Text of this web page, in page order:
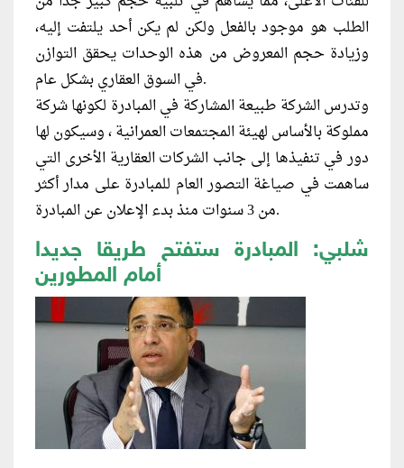
الطلب هو موجود بالفعل ولكن لم يكن أحد يلتفت إليه،
وزيادة حجم المعروض من هذه الوحدات يحقق التوازن
في السوق العقاري بشكل عام.
وتدرس الشركة طبيعة المشاركة في المبادرة لكونها شركة
مملوكة بالأساس لهيئة المجتمعات العمرانية ، وسيكون لها
دور في تنفيذها إلى جانب الشركات العقارية الأخرى التي
ساهمت في صياغة التصور العام للمبادرة على مدار أكثر
من 3 سنوات منذ بدء الإعلان عن المبادرة.
شلبي: المبادرة ستفتح طريقا جديدا
أمام المطورين